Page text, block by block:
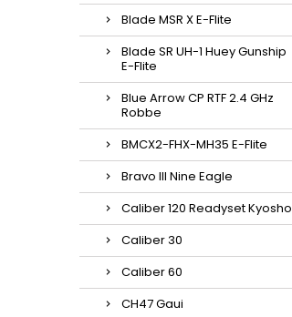
Blade MSR X E-Flite
Blade SR UH-1 Huey Gunship
E-Flite
Blue Arrow CP RTF 2.4 GHz
Robbe
BMCX2-FHX-MH35 E-Flite
Bravo III Nine Eagle
Caliber 120 Readyset Kyosho
Caliber 30
Caliber 60
CH47 Gaui